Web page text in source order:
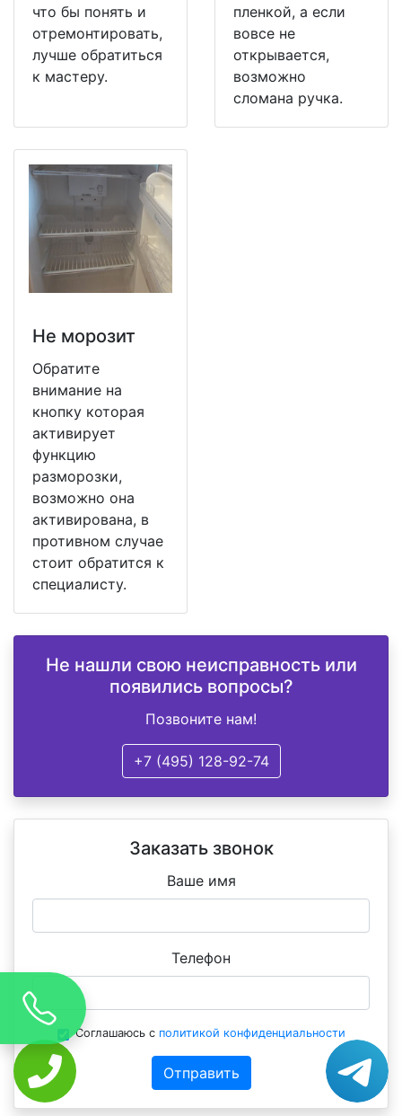
что бы понять и
отремонтировать,
лучше обратиться
к мастеру.
пленкой, а если
вовсе не
открывается,
возможно
сломана ручка.
Не морозит
Обратите
внимание на
кнопку которая
активирует
функцию
разморозки,
возможно она
активирована, в
противном случае
стоит обратится к
специалисту.
Не нашли свою неисправность или
появились вопросы?
Позвоните нам!
+7 (495) 128-92-74
Заказать звонок
Ваше имя
Телефон
Соглашаюсь с политикой конфиденциальности
Отправить